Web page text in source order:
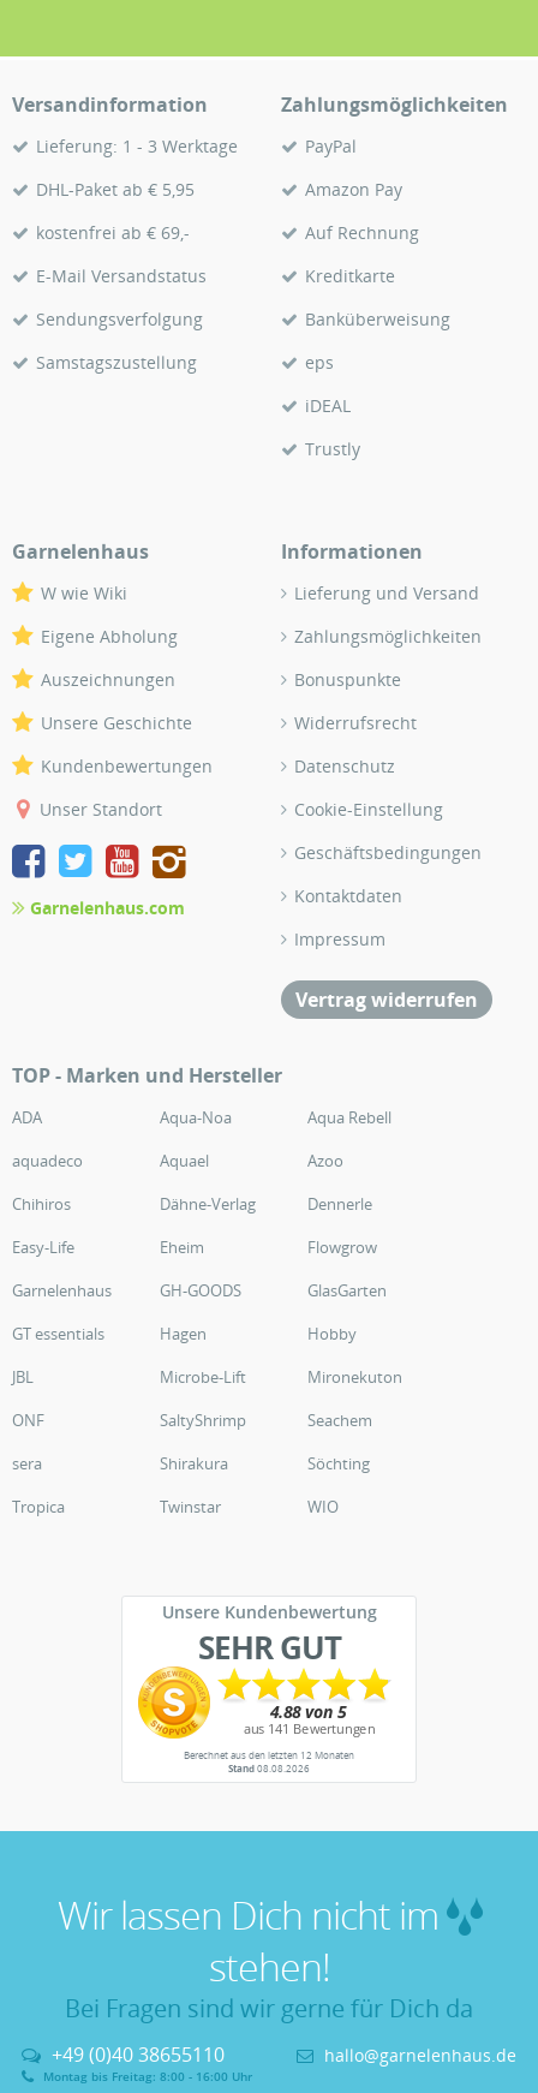
Versandinformation
Lieferung: 1 - 3 Werktage
DHL-Paket ab € 5,95
kostenfrei ab € 69,-
E-Mail Versandstatus
Sendungsverfolgung
Samstagszustellung
Zahlungsmöglichkeiten
PayPal
Amazon Pay
Auf Rechnung
Kreditkarte
Banküberweisung
eps
iDEAL
Trustly
Garnelenhaus
W wie Wiki
Eigene Abholung
Auszeichnungen
Unsere Geschichte
Kundenbewertungen
Unser Standort
Garnelenhaus.com
Informationen
Lieferung und Versand
Zahlungsmöglichkeiten
Bonuspunkte
Widerrufsrecht
Datenschutz
Cookie-Einstellung
Geschäftsbedingungen
Kontaktdaten
Impressum
Vertrag widerrufen
TOP - Marken und Hersteller
ADA Aqua-Noa
Aqua Rebell
aquadeco
Aquael
Azoo
Chihiros
Dähne-Verlag
Dennerle
Easy-Life
Eheim
Flowgrow
Garnelenhaus
GH-GOODS
GlasGarten
GT essentials
Hagen
Hobby
JBL
Microbe-Lift
Mironekuton
ONF
SaltyShrimp
Seachem
sera
Shirakura
Söchting
Tropica
Twinstar WIO
Unsere Kundenbewertung
SEHR GUT
Berechnet aus den letzten 12 Monaten
Stand08.08.2026
Wir lassen Dich nicht im
stehen!
Bei Fragen sind wir gerne für Dich da
+49 (0)40 38655110
Montag bis Freitag: 8:00 - 16:00 Uhr
hallo@garnelenhaus.de